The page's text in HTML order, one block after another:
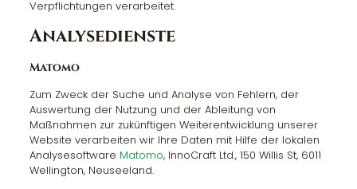
Verpflichtungen verarbeitet.
Analysedienste
Matomo
Zum Zweck der Suche und Analyse von Fehlern, der
Auswertung der Nutzung und der Ableitung von
Maßnahmen zur zukünftigen Weiterentwicklung unserer
Website verarbeiten wir Ihre Daten mit Hilfe der lokalen
Analysesoftware Matomo, InnoCraft Ltd., 150 Willis St, 6011
Wellington, Neuseeland.